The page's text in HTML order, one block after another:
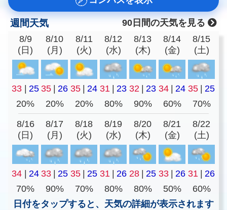
週間天気
90日間の天気を見る
8/9
(日)
8/10
(月)
8/11
(火)
8/12
(水)
8/13
(木)
8/14
(金)
8/15
(土)
33 | 25 35 | 26 35 | 24 31 | 23 32 | 23 34 | 24 35 | 25
20%
20% 20% 80% 90% 60% 70%
8/16
(日)
8/17
(月)
8/18
(火)
8/19
(水)
8/20
(木)
8/21
(金)
8/22
(土)
34 | 24 33 | 25 35 | 25 31 | 26 28 | 25 33 | 26 31 | 26
70%
90% 70% 80% 80% 50%
60%
日付をタップすると、天気の詳細が表示されます